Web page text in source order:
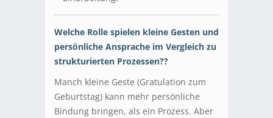
Welche Rolle spielen kleine Gesten und
persönliche Ansprache im Vergleich zu
strukturierten Prozessen??
Manch kleine Geste (Gratulation zum
Geburtstag) kann mehr persönliche
Bindung bringen, als ein Prozess. Aber